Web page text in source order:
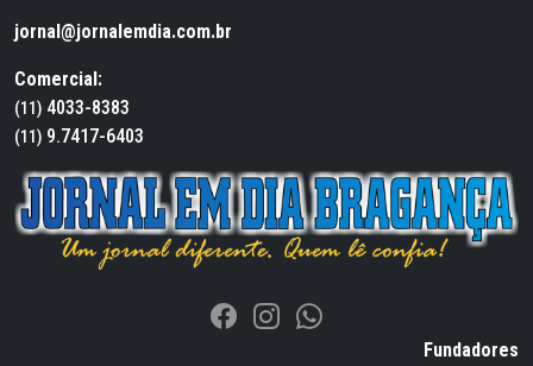
jornal@jornalemdia.com.br
Comercial:
(11) 4033-8383
(11) 9.7417-6403
Fundadores